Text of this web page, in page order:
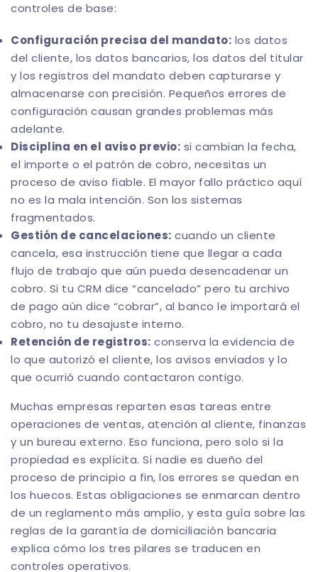
controles de base:
Configuración precisa del mandato: los datos
del cliente, los datos bancarios, los datos del titular
y los registros del mandato deben capturarse y
almacenarse con precisión. Pequeños errores de
configuración causan grandes problemas más
adelante.
Disciplina en el aviso previo: si cambian la fecha,
el importe o el patrón de cobro, necesitas un
proceso de aviso fiable. El mayor fallo práctico aquí
no es la mala intención. Son los sistemas
fragmentados.
Gestión de cancelaciones: cuando un cliente
cancela, esa instrucción tiene que llegar a cada
flujo de trabajo que aún pueda desencadenar un
cobro. Si tu CRM dice “cancelado” pero tu archivo
de pago aún dice “cobrar”, al banco le importará el
cobro, no tu desajuste interno.
Retención de registros: conserva la evidencia de
lo que autorizó el cliente, los avisos enviados y lo
que ocurrió cuando contactaron contigo.
Muchas empresas reparten esas tareas entre
operaciones de ventas, atención al cliente, finanzas
y un bureau externo. Eso funciona, pero solo si la
propiedad es explícita. Si nadie es dueño del
proceso de principio a fin, los errores se quedan en
los huecos. Estas obligaciones se enmarcan dentro
de un reglamento más amplio, y esta guía sobre las
reglas de la garantía de domiciliación bancaria
explica cómo los tres pilares se traducen en
controles operativos.